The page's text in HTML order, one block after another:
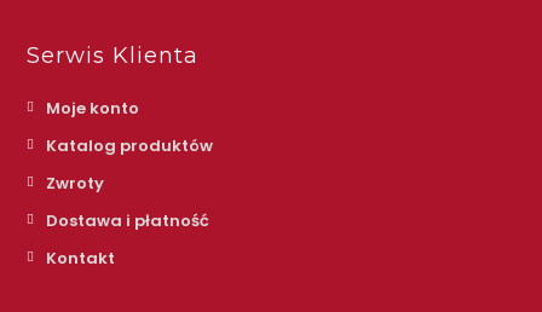
Serwis Klienta
Moje konto
Katalog produktów
Zwroty
Dostawa i płatność
Kontakt